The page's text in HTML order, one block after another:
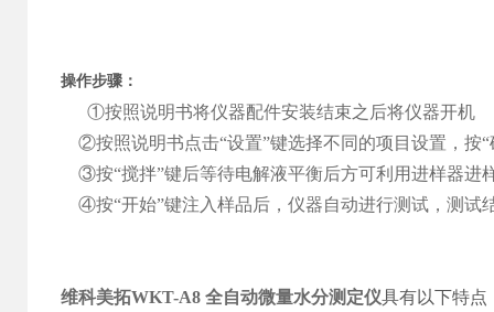
操作步骤：
①按照说明书将仪器配件安装结束之后将仪器开机
②按照说明书点击“设置”键选择不同的项目设置，按“
③按“搅拌”键后等待电解液平衡后方可利用进样器进
④按“开始”键注入样品后，仪器自动进行测试，测试
维科美拓WKT-A8 全自动微量水分测定仪具有以下特点